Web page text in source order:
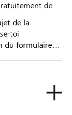
de
de la
toi
du formulaire